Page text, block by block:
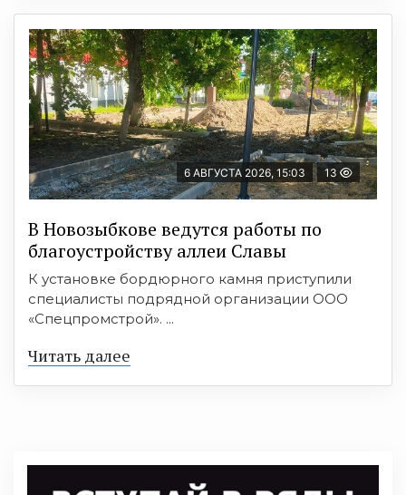
6 АВГУСТА 2026, 15:03 13
В Новозыбкове ведутся работы по
благоустройству аллеи Славы
К установке бордюрного камня приступили
специалисты подрядной организации ООО
«Спецпромстрой». ...
Читать далее